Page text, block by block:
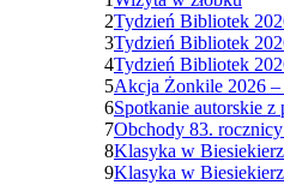
2Tydzień Bibliotek
3Tydzień Bibliotek
4Tydzień Bibliotek
5Akcja Żonkile 2026 –
6Spotkanie autorskie z
7Obchody 83.
8Klasyka w
9Klasyka w